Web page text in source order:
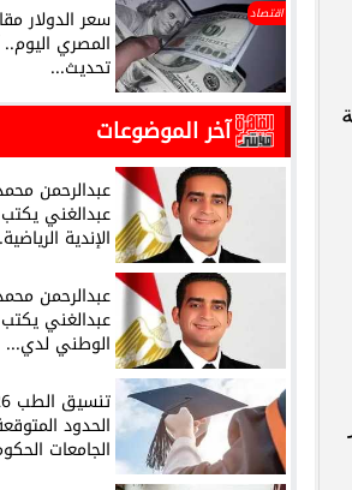
اقتصاد سعر الدولار
المصري اليوم..
تحديث...
آخر الموضوعات
عبدالرحمن
عبدالغني
الإندية
عبدالرحمن
عبدالغني يكتب
الوطني لدي...
الحدود
الجامعات